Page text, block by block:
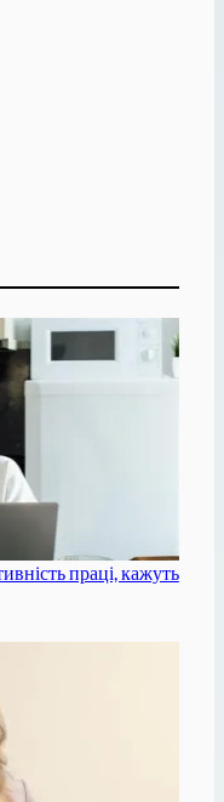
праці, кажуть